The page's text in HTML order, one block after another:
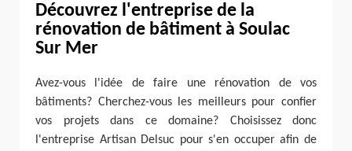
Découvrez l'entreprise de la
rénovation de bâtiment à Soulac
Sur Mer
Avez-vous l'idée de faire une rénovation de vos
bâtiments? Cherchez-vous les meilleurs pour confier
vos projets dans ce domaine? Choisissez donc
l'entreprise Artisan Delsuc pour s'en occuper afin de